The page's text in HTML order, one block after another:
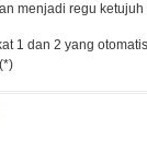
menjadi regu ketujuh
1 dan 2 yang